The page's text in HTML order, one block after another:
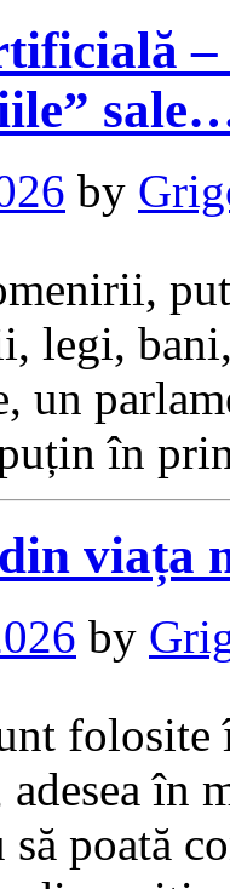
by
legi,
un
în
viața
by
folosite
în
să poată